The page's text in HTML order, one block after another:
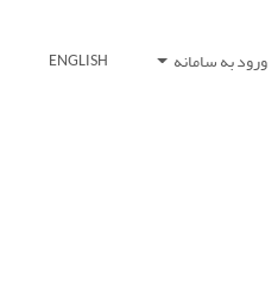
ورود به سامانه ENGLISH